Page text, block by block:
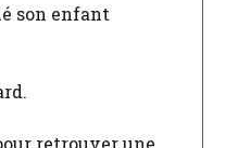
son enfant